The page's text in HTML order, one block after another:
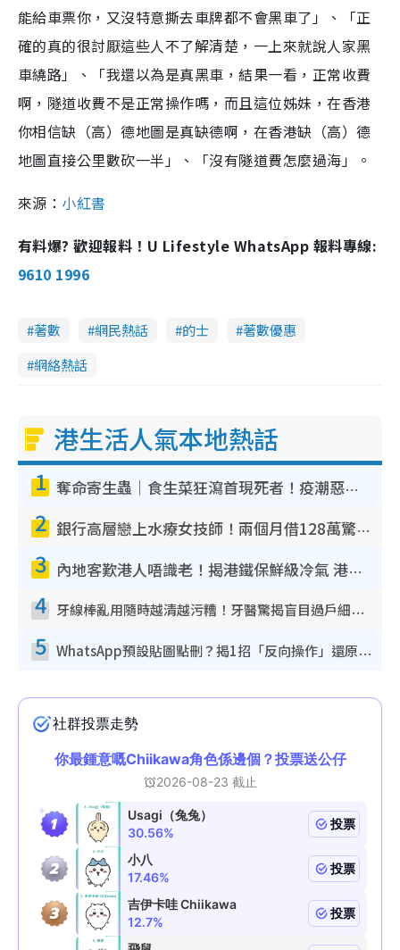
能給車票你，又沒特意撕去車牌都不會黑車了」、「正
確的真的很討厭這些人不了解清楚，一上來就說人家黑
車繞路」、「我還以為是真黑車，結果一看，正常收費
啊，隧道收費不是正常操作嗎，而且這位姊妹，在香港
你相信缺（高）德地圖是真缺德啊，在香港缺（高）德
地圖直接公里數砍一半」、「沒有隧道費怎麼過海」。
來源： 小紅書
有料爆? 歡迎報料！U Lifestyle WhatsApp 報料專線:
9610 1996
著數 網民熱話 的士
著數優惠
網絡熱話
港生活人氣本地熱話
1 奪命寄生蟲｜食生菜狂瀉首現死者！疫潮惡化錄1.8萬宗病例 揭洗菜3大謬誤
2 銀行高層戀上水療女技師！兩個月借128萬驚覺「沉船」沉落火海 揭背後疑似邪教操控賣淫
3 內地客歎港人唔識老！揭港鐵保鮮級冷氣 港人求放過：咪投訴
4 牙線棒亂用隨時越清越污糟！牙醫驚揭盲目過戶細菌恐致蛀牙：呢種先係日常真保養
5 WhatsApp預設貼圖點刪？揭1招「反向操作」還原簡潔介面 附3步實測教學